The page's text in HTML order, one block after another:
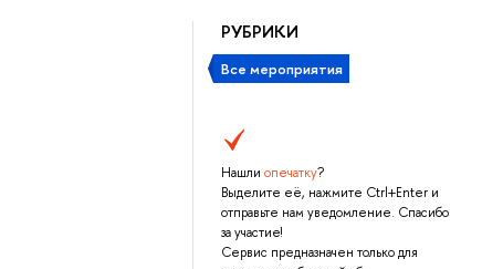
РУБРИКИ
Все мероприятия
Нашли опечатку?
Выделите её, нажмите Ctrl+Enter и
отправьте нам уведомление. Спасибо
за участие!
Сервис предназначен только для